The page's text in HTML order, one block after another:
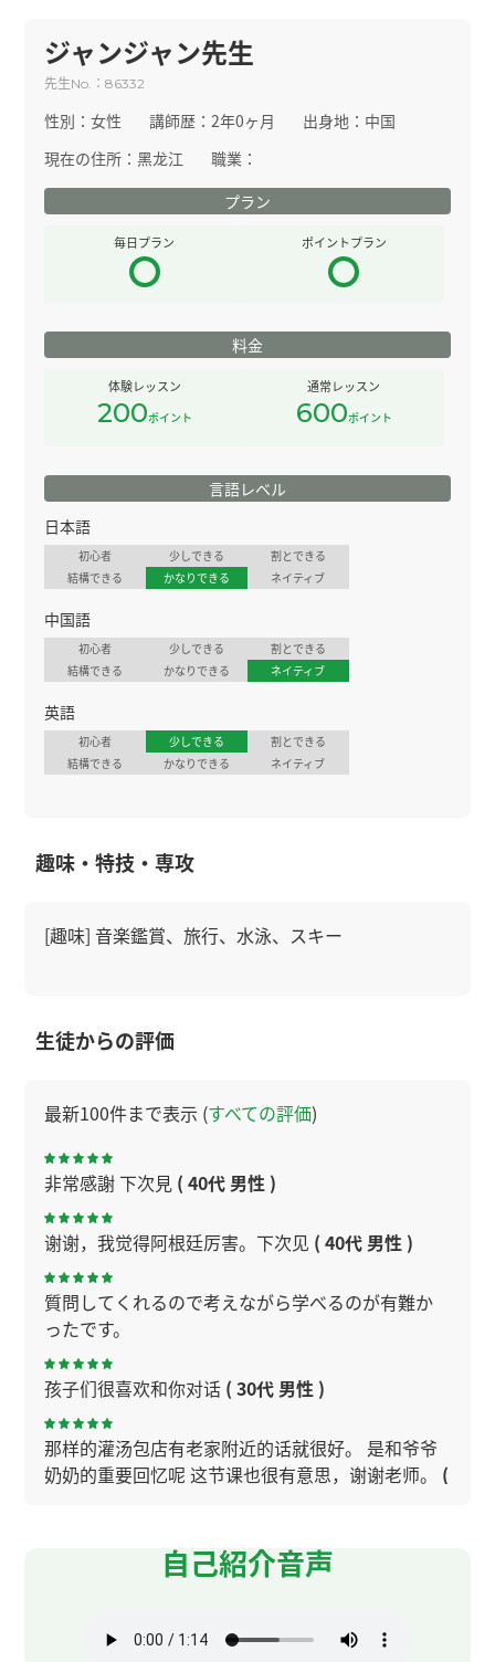
ジャンジャン先生
先生No. ：86332
性別：女性 講師歴：2年0ヶ月 出身地： 中国
現在の住所：黑龙江
職業：
プラン
毎日プラン ポイントプラン
料金
体験レッスン
200ポイント
通常レッスン
600ポイント
言語レベル
日本語
初心者 少しできる
割とできる
結構できる
かなりできる ネイティブ
中国語
初心者 少しできる
割とできる
結構できる
かなりできる ネイティブ
英語
初心者 少しできる
割とできる
結構できる
かなりできる ネイティブ
趣味・特技・専攻
[趣味] 音楽鑑賞、旅行、水泳、スキー
生徒からの評価
最新100件まで表示 (すべての評価)
非常感謝 下次見 ( 40代 男性 )
谢谢，我觉得阿根廷厉害。下次见 ( 40代 男性 )
質問してくれるので考えながら学べるのが有難か
ったです。
孩子们很喜欢和你对话 ( 30代 男性 )
那样的灌汤包店有老家附近的话就很好。 是和爷爷
奶奶的重要回忆呢 这节课也很有意思，谢谢老师。 (
谢谢您的课！今天也上得很开心！
粽子的味道很多，下次我试试一下。下次见～
自己紹介音声